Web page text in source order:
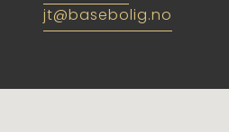
jt@basebolig.no